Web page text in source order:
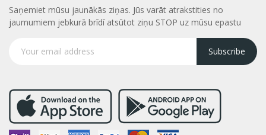
Saņemiet mūsu jaunākās ziņas. Jūs varāt atrakstities no
jaumumiem jebkurā brīdī atsūtot ziņu STOP uz mūsu epastu
Subscribe